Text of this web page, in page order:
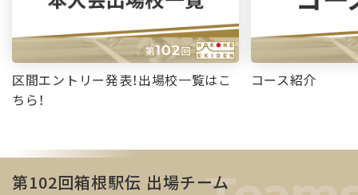
区間エントリー発表！出場校一覧はこ
ちら！
コース紹介
第102回箱根駅伝 出場チーム